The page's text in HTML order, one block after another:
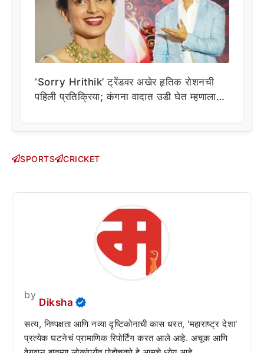
‘Sorry Hrithik’ ट्रेंडवर अखेर हृतिक रोशनची
पहिली प्रतिक्रिया; कंगना वादात उडी घेत म्हणाला…
SPORTS CRICKET
by
Diksha
सत्य, निष्पक्षता आणि नव्या दृष्टिकोनाची कास धरत, 'महाराष्ट्र देशा'
प्रत्येक घटनेचं प्रामाणिक रिपोर्टिंग करत आले आहे. अचूक आणि